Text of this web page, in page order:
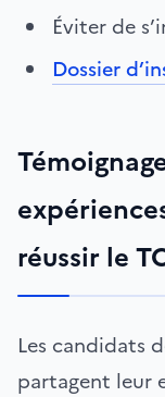
Éviter de
Dossier
réussir le
Les candidats
partagent leur